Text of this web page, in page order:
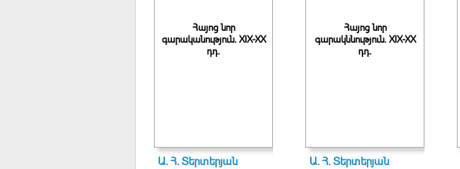
Հայոց նոր
գարականություն. XIX-XX
դդ.
Ա. Հ. Տերտերյան
Հայոց նոր
գարակննություն. XIX-XX
դդ.
Ա. Հ. Տերտերյան